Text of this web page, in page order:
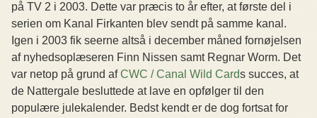
på TV 2 i 2003. Dette var præcis to år efter, at første del i
serien om Kanal Firkanten blev sendt på samme kanal.
Igen i 2003 fik seerne altså i december måned fornøjelsen
af nyhedsoplæseren Finn Nissen samt Regnar Worm. Det
var netop på grund afCWC / Canal Wild Cards succes, at
de Nattergale besluttede at lave en opfølger til den
populære julekalender. Bedst kendt er de dog fortsat for